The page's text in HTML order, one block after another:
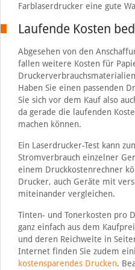
Farblaserdrucker eine gute
Laufende Kosten
Abgesehen von den
fallen weitere Kosten für
Haben Sie einen passenden
Sie sich vor dem Kauf also
da gerade die laufenden
machen können.
Ein Laserdrucker-Test kann
Stromverbrauch einzelner
einem Druckkostenrechner
Drucker, auch Geräte mit
miteinander vergleichen.
Tinten- und Tonerkosten pro
ganz einfach aus dem
und deren Reichweite in
Internet finden Sie zudem
kostensparendes Drucken.